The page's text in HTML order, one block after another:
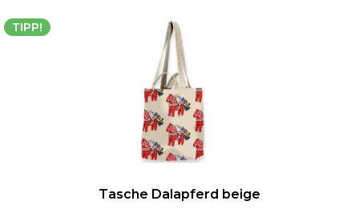
TIPP!
Tasche Dalapferd beige